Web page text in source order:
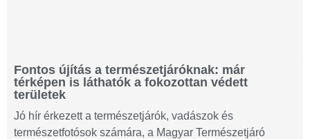
Fontos újítás a természetjáróknak: már
térképen is láthatók a fokozottan védett
területek
Jó hír érkezett a természetjárók, vadászok és
természetfotósok számára, a Magyar Természetjáró